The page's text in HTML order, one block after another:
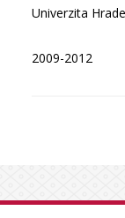
Univerzita
2009-2012